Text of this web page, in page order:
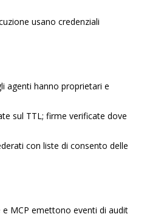
usano credenziali
agenti hanno proprietari e
sul TTL; firme verificate dove
con liste di consento delle
e MCP emettono eventi di audit